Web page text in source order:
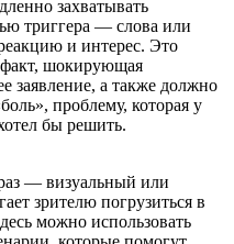
захватывать
триггера — слова или
и интерес. Это
шокирующая
заявление, а также должно
проблему, которая у
бы решить.
— визуальный или
зрителю погрузиться в
можно использовать